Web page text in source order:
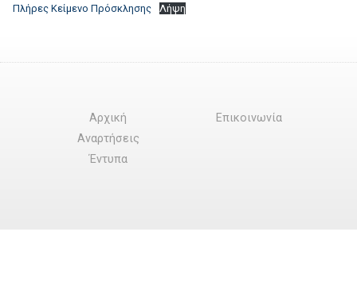
Πλήρες Κείμενο Πρόσκλησης Λήψη
Αρχική
Αναρτήσεις
Έντυπα
Επικοινωνία